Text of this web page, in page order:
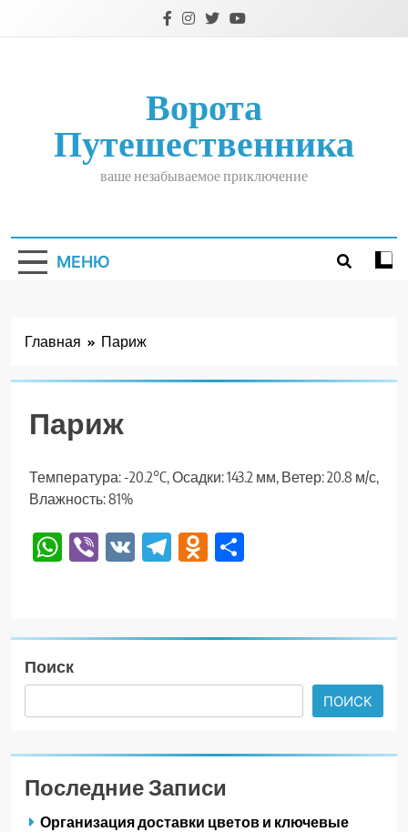
Ворота
Путешественника
ваше незабываемое приключение
МЕНЮ
Главная Париж
Париж
Температура: -20.2°C, Осадки: 143.2 мм, Ветер: 20.8 м/с,
Влажность: 81%
WhatsApp
Viber
VK TelegramOdnoklassniki
Поиск
ПОИСК
Последние Записи
Организация доставки цветов и ключевые